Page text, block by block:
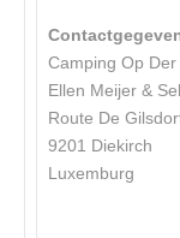
Camping Op
Ellen Meijer &
Route De
9201 Diekirch
Luxemburg